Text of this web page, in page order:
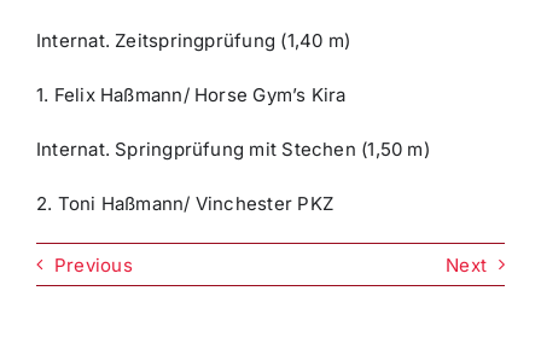
Internat. Zeitspringprüfung (1,40 m)
1. Felix Haßmann/ Horse Gym’s Kira
Internat. Springprüfung mit Stechen (1,50 m)
2. Toni Haßmann/ Vinchester PKZ
Previous Next